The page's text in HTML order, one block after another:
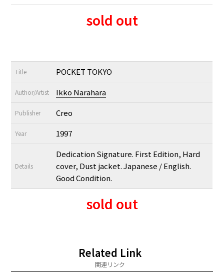
sold out
Title POCKET TOKYO
Author/Artist Ikko Narahara
Publisher Creo
Year 1997
Details
Dedication Signature. First Edition, Hard
cover, Dust jacket. Japanese / English.
Good Condition.
sold out
Related Link
関連リンク